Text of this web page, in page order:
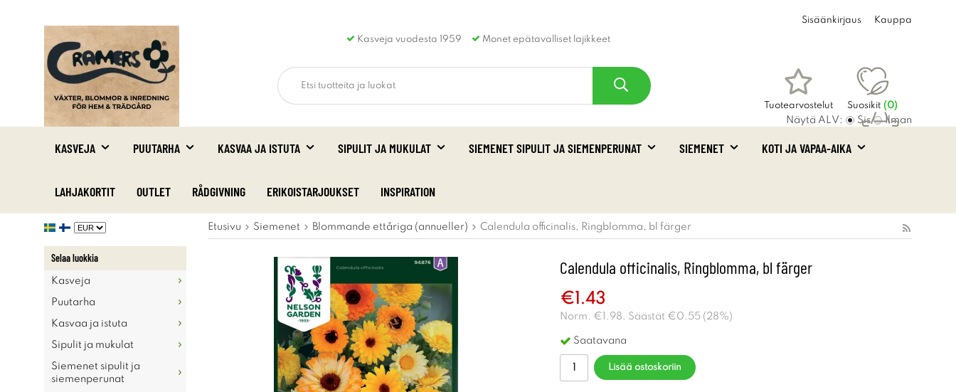
Kasveja vuodesta 1959 Monet epätavalliset lajikkeet
Sisäänkirjaus Kauppa
Tuotearvostelut Suosikit (0)
Ostoskori
Näytä ALV: Sis Ilman
KASVEJA PUUTARHA KASVAA JA ISTUTA SIPULIT JA MUKULAT SIEMENET SIPULIT JA SIEMENPERUNAT SIEMENET KOTI JA VAPAA-AIKA
LAHJAKORTIT OUTLET RÅDGIVNING ERIKOISTARJOUKSET INSPIRATION
Selaa luokkia
Kasveja
Puutarha
Kasvaa ja istuta
Sipulit ja mukulat
Siemenet sipulit ja
siemenperunat
Etusivu Siemenet Blommande ettåriga (annueller) Calendula officinalis, Ringblomma, bl färger
Calendula officinalis, Ringblomma, bl färger
€1.43
Norm. €1.98 . Säästät €0.55 ( 28%)
Saatavana
Lisää ostoskoriin